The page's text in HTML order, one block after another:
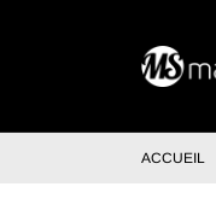
ACCUEIL